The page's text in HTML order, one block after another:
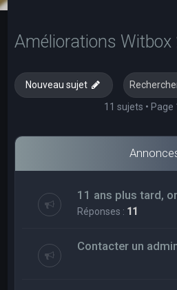
Améliorations Witbox
Nouveau sujet
11 sujets • Page
11 ans plus tard,
Réponses : 11
Contacter un